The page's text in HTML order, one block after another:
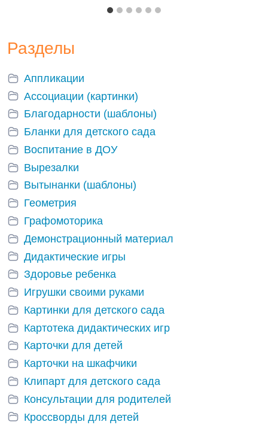
Разделы
Аппликации
Ассоциации (картинки)
Благодарности (шаблоны)
Бланки для детского сада
Воспитание в ДОУ
Вырезалки
Вытынанки (шаблоны)
Геометрия
Графомоторика
Демонстрационный материал
Дидактические игры
Здоровье ребенка
Игрушки своими руками
Картинки для детского сада
Картотека дидактических игр
Карточки для детей
Карточки на шкафчики
Клипарт для детского сада
Консультации для родителей
Кроссворды для детей